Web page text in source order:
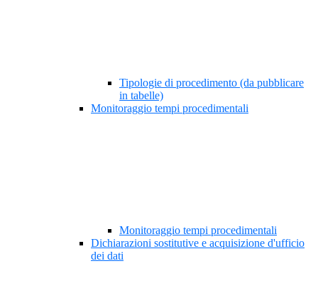
Tipologie di procedimento (da pubblicare
in tabelle)
Monitoraggio tempi procedimentali
Monitoraggio tempi procedimentali
Dichiarazioni sostitutive e acquisizione d'ufficio
dei dati